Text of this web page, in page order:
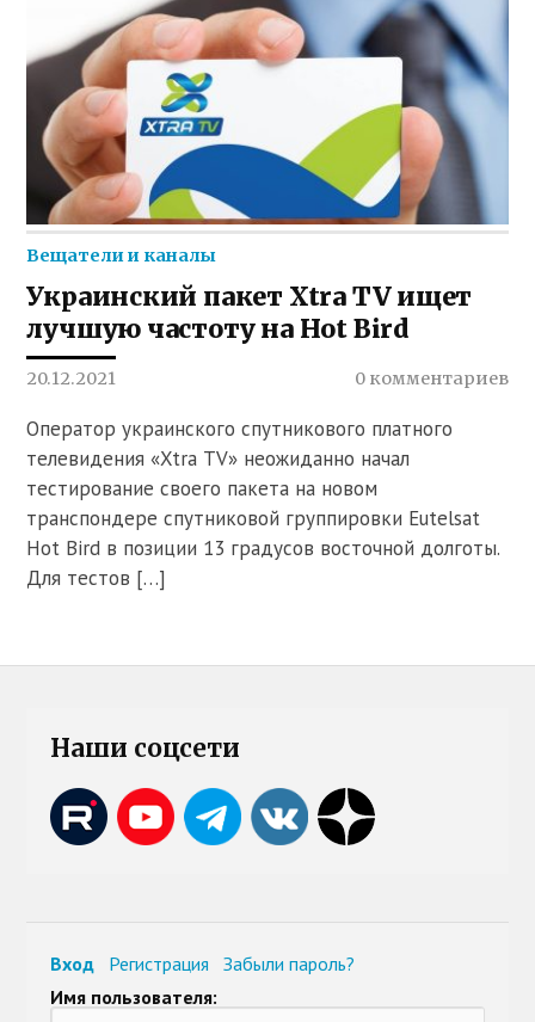
Вещатели и каналы
Украинский пакет Xtra TV ищет
лучшую частоту на Hot Bird
20.12.2021 0 комментариев
Оператор украинского спутникового платного
телевидения «Xtra TV» неожиданно начал
тестирование своего пакета на новом
транспондере спутниковой группировки Eutelsat
Hot Bird в позиции 13 градусов восточной долготы.
Для тестов […]
Наши соцсети
Вход Регистрация
Забыли пароль?
Имя пользователя: